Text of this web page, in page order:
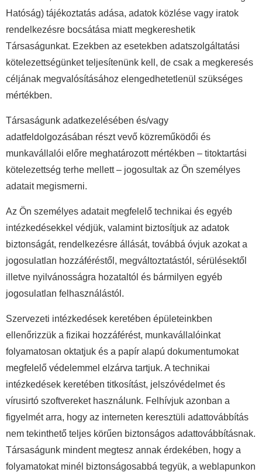
Hatóság) tájékoztatás adása, adatok közlése vagy iratok
rendelkezésre bocsátása miatt megkereshetik
Társaságunkat. Ezekben az esetekben adatszolgáltatási
kötelezettségünket teljesítenünk kell, de csak a megkeresés
céljának megvalósításához elengedhetetlenül szükséges
mértékben.
Társaságunk adatkezelésében és/vagy
adatfeldolgozásában részt vevő közreműködői és
munkavállalói előre meghatározott mértékben – titoktartási
kötelezettség terhe mellett – jogosultak az Ön személyes
adatait megismerni.
Az Ön személyes adatait megfelelő technikai és egyéb
intézkedésekkel védjük, valamint biztosítjuk az adatok
biztonságát, rendelkezésre állását, továbbá óvjuk azokat a
jogosulatlan hozzáféréstől, megváltoztatástól, sérülésektől
illetve nyilvánosságra hozataltól és bármilyen egyéb
jogosulatlan felhasználástól.
Szervezeti intézkedések keretében épületeinkben
ellenőrizzük a fizikai hozzáférést, munkavállalóinkat
folyamatosan oktatjuk és a papír alapú dokumentumokat
megfelelő védelemmel elzárva tartjuk. A technikai
intézkedések keretében titkosítást, jelszóvédelmet és
vírusirtó szoftvereket használunk. Felhívjuk azonban a
figyelmét arra, hogy az interneten keresztüli adattovábbítás
nem tekinthető teljes körűen biztonságos adattovábbításnak.
Társaságunk mindent megtesz annak érdekében, hogy a
folyamatokat minél biztonságosabbá tegyük, a weblapunkon